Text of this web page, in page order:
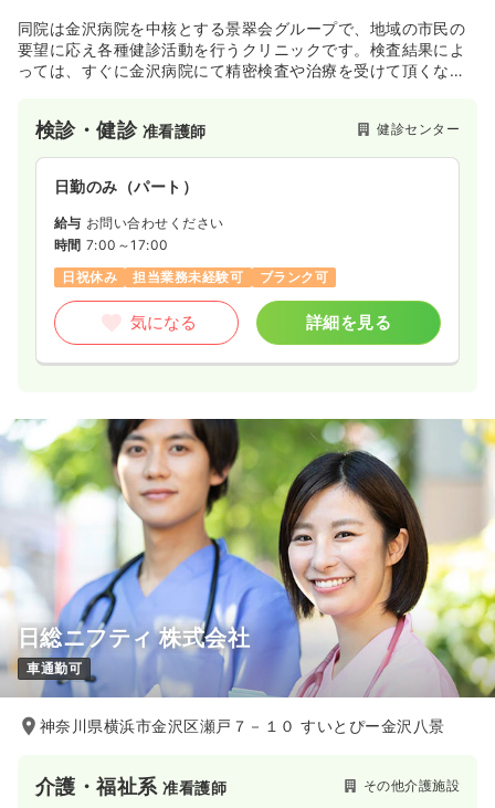
同院は金沢病院を中核とする景翠会グループで、地域の市民の
要望に応え各種健診活動を行うクリニックです。検査結果によ
っては、すぐに金沢病院にて精密検査や治療を受けて頂くなど
検診・健診 准看護師 健診センター
日勤のみ（パート）
給与 お問い合わせください
時間 7:00～17:00
日祝休み
担当業務未経験可 ブランク可
気になる 詳細を見る
日総ニフティ 株式会社
車通勤可
神奈川県横浜市金沢区瀬戸７－１０ すいとぴー金沢八景
介護・福祉系准看護師 その他介護施設